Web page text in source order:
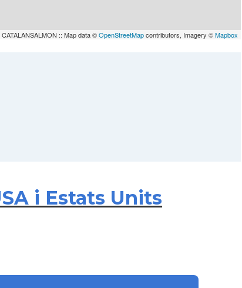
CATALANSALMON :: Map data ©OpenStreetMapcontributors, Imagery ©Mapbox
i Estats Units